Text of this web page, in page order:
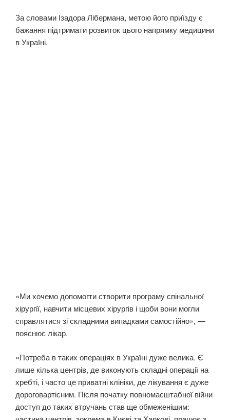
За словами Ізадора Лібермана, метою його приїзду є
бажання підтримати розвиток цього напрямку медицини
в Україні.
«Ми хочемо допомогти створити програму спінальної
хірургії, навчити місцевих хірургів і щоби вони могли
справлятися зі складними випадками самостійно», —
пояснює лікар.
«Потреба в таких операціях в Україні дуже велика. Є
лише кілька центрів, де виконують складні операції на
хребті, і часто це приватні клініки, де лікування є дуже
дороговартісним. Після початку повномасштабної війни
доступ до таких втручань став ще обмеженішим: